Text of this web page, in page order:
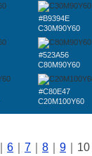
#B9394E
C30M90Y60
#523A56
C80M90Y60
#C80E47
C20M100Y60
6 7 8 9 ｜10